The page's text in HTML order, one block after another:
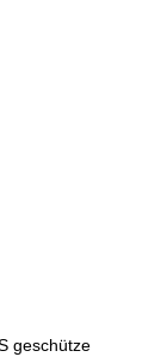
geschütze